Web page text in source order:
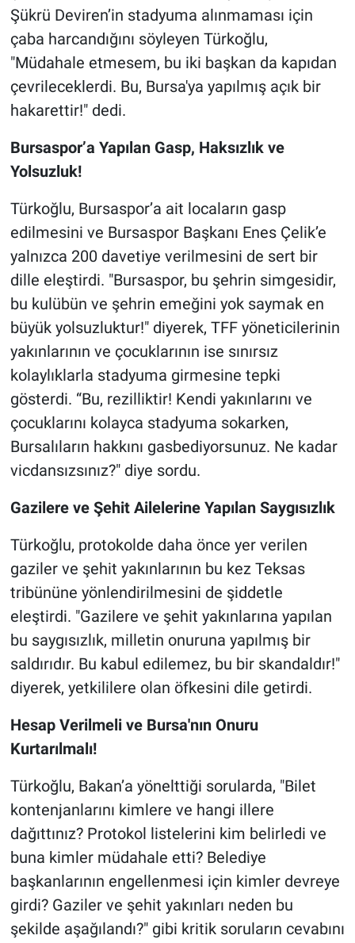
Şükrü Deviren’in stadyuma alınmaması için
çaba harcandığını söyleyen Türkoğlu,
"Müdahale etmesem, bu iki başkan da kapıdan
çevrileceklerdi. Bu, Bursa'ya yapılmış açık bir
hakarettir!" dedi.
Bursaspor’a Yapılan Gasp, Haksızlık ve
Yolsuzluk!
Türkoğlu, Bursaspor’a ait locaların gasp
edilmesini ve Bursaspor Başkanı Enes Çelik’e
yalnızca 200 davetiye verilmesini de sert bir
dille eleştirdi. "Bursaspor, bu şehrin simgesidir,
bu kulübün ve şehrin emeğini yok saymak en
büyük yolsuzluktur!" diyerek, TFF yöneticilerinin
yakınlarının ve çocuklarının ise sınırsız
kolaylıklarla stadyuma girmesine tepki
gösterdi. “Bu, rezilliktir! Kendi yakınlarını ve
çocuklarını kolayca stadyuma sokarken,
Bursalıların hakkını gasbediyorsunuz. Ne kadar
vicdansızsınız?" diye sordu.
Gazilere ve Şehit Ailelerine Yapılan Saygısızlık
Türkoğlu, protokolde daha önce yer verilen
gaziler ve şehit yakınlarının bu kez Teksas
tribününe yönlendirilmesini de şiddetle
eleştirdi. "Gazilere ve şehit yakınlarına yapılan
bu saygısızlık, milletin onuruna yapılmış bir
saldırıdır. Bu kabul edilemez, bu bir skandaldır!"
diyerek, yetkililere olan öfkesini dile getirdi.
Hesap Verilmeli ve Bursa'nın Onuru
Kurtarılmalı!
Türkoğlu, Bakan’a yönelttiği sorularda, "Bilet
kontenjanlarını kimlere ve hangi illere
dağıttınız? Protokol listelerini kim belirledi ve
buna kimler müdahale etti? Belediye
başkanlarının engellenmesi için kimler devreye
girdi? Gaziler ve şehit yakınları neden bu
şekilde aşağılandı?" gibi kritik soruların cevabını